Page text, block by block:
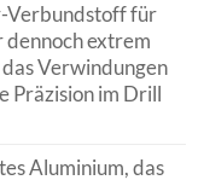
Verbundstoff für
dennoch extrem
Verwindungen
Präzision im Drill
Aluminium, das